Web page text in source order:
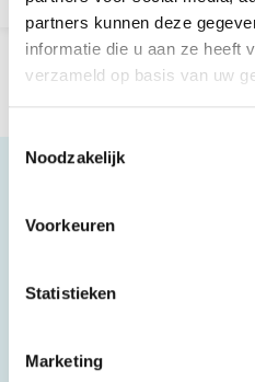
partners kunnen deze
informatie die u aan ze heeft
verzameld op basis van uw
Noodzakelijk
Voorkeuren
Statistieken
Marketing
Meer informatie